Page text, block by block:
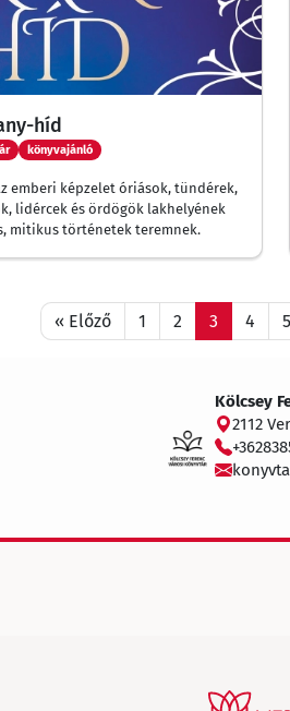
híd
könyvajánló
emberi képzelet óriások, tündérek,
lidércek és ördögök lakhelyének
mitikus történetek teremnek.
« Előző 1 2 3 4 5
Kölcsey
2112